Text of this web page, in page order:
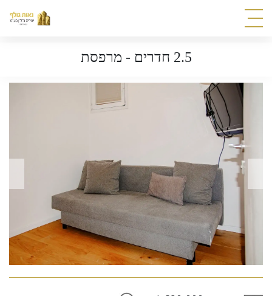
2.5 חדרים - מרפסת